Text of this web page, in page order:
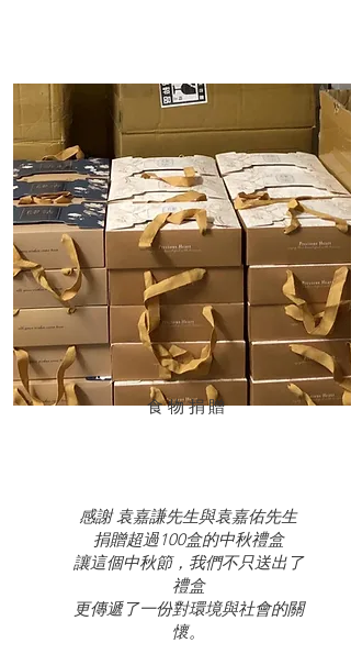
食物捐贈
感謝 袁嘉謙先生與袁嘉佑先生
​捐贈超過100盒的中秋禮盒
讓這個中秋節，我們不只送出了
禮盒
更傳遞了一份對環境與社會的關
懷。